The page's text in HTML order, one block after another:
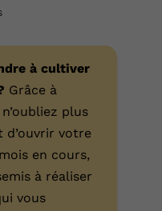
à cultiver
Grâce à
plus
d’ouvrir votre
en cours,
à réaliser
vous